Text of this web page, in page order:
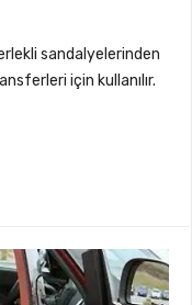
sandalyelerinden
için kullanılır.